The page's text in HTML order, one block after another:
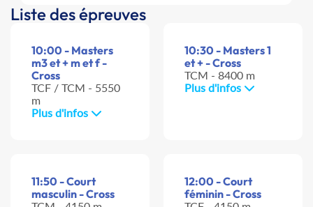
Liste des épreuves
10:00 - Masters
m3 et + m et f -
Cross
TCF / TCM - 5550
m
Plus d'infos
10:30 - Masters 1
et + - Cross
TCM - 8400 m
Plus d'infos
11:50 - Court
masculin - Cross
12:00 - Court
féminin - Cross